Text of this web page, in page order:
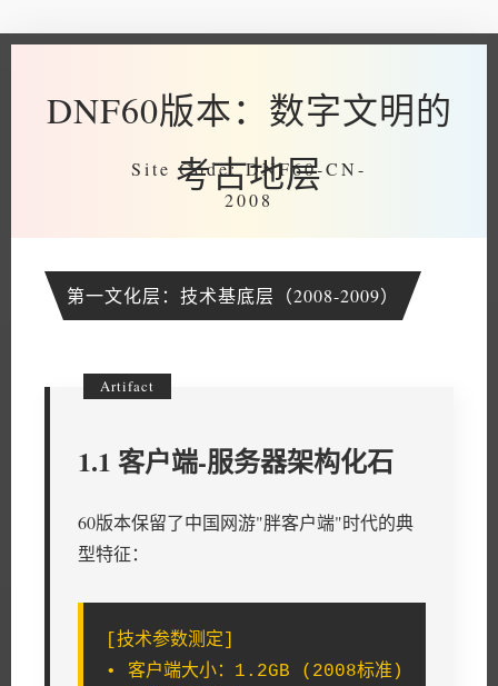
DNF60版本：数字文明的
考古地层
第一文化层：技术基底层（2008-2009）
1.1 客户端-服务器架构化石
60版本保留了中国网游"胖客户端"时代的典
型特征：
[技术参数测定]
• 客户端大小：1.2GB (2008标准)